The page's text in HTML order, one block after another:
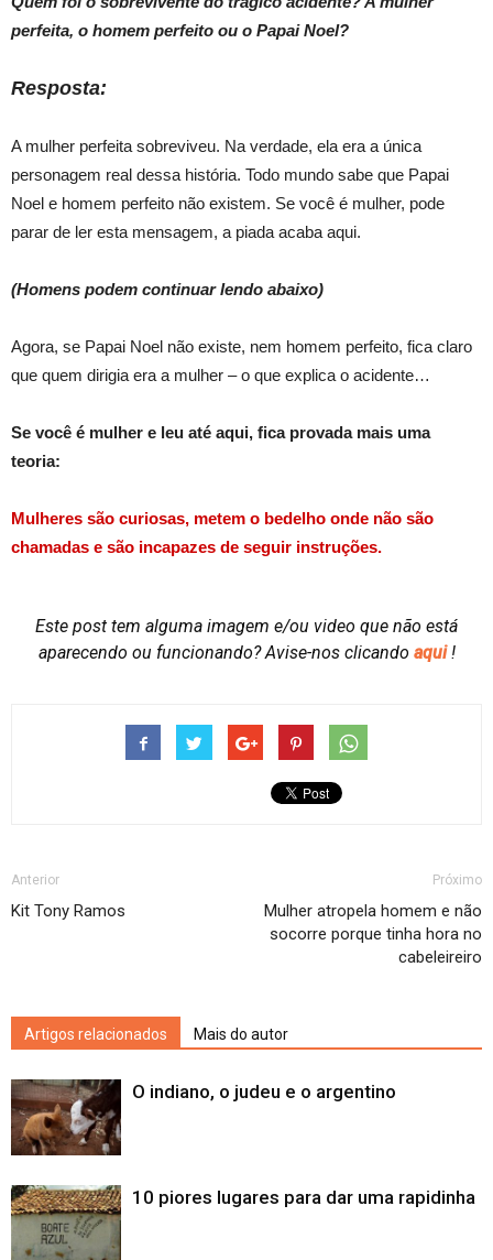
perfeita, o homem perfeito ou o Papai Noel?
Resposta:
A mulher perfeita sobreviveu. Na verdade, ela era a única
personagem real dessa história. Todo mundo sabe que Papai
Noel e homem perfeito não existem. Se você é mulher, pode
parar de ler esta mensagem, a piada acaba aqui.
(Homens podem continuar lendo abaixo)
Agora, se Papai Noel não existe, nem homem perfeito, fica claro
que quem dirigia era a mulher – o que explica o acidente…
Se você é mulher e leu até aqui, fica provada mais uma
teoria:
Mulheres são curiosas, metem o bedelho onde não são
chamadas e são incapazes de seguir instruções.
Este post tem alguma imagem e/ou video que não está
aparecendo ou funcionando? Avise-nos clicando aqui!
Anterior
Kit Tony Ramos
Próximo
Mulher atropela homem e não
socorre porque tinha hora no
cabeleireiro
Artigos relacionados Mais do autor
O indiano, o judeu e o argentino
10 piores lugares para dar uma rapidinha